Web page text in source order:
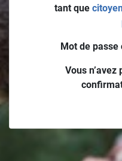
tant que
Mot de passe
Vous n’avez